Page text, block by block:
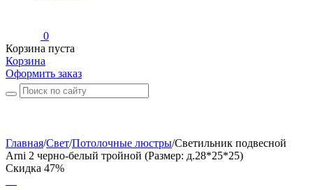
0
Корзина пуста
Корзина
Оформить заказ
Главная/Свет/Потолочные люстры/Светильник подвесной
Arni 2 черно-белый тройной (Размер: д.28*25*25)
Скидка 47%